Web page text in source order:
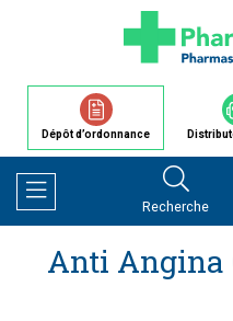
Dépôt d’ordonnance
Afficher la navigation
Recherche
Anti Angina